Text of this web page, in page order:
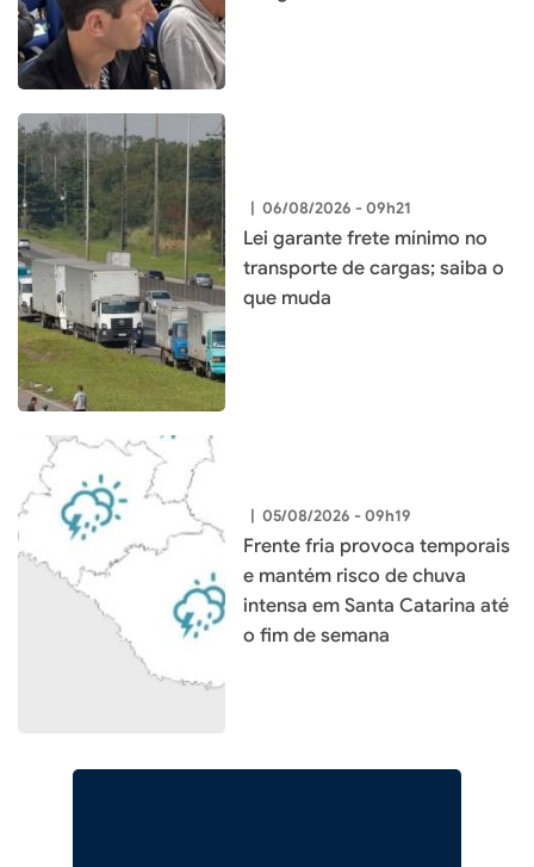
| 06/08/2026 - 09h21
Lei garante frete mínimo no
transporte de cargas; saiba o
que muda
| 05/08/2026 - 09h19
Frente fria provoca temporais
e mantém risco de chuva
intensa em Santa Catarina até
o fim de semana